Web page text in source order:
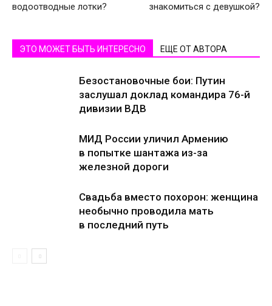
водоотводные лотки?
знакомиться с девушкой?
ЭТО МОЖЕТ БЫТЬ ИНТЕРЕСНО ЕЩЕ ОТ АВТОРА
Безостановочные бои: Путин
заслушал доклад командира 76-й
дивизии ВДВ
МИД России уличил Армению
в попытке шантажа из-за
железной дороги
Свадьба вместо похорон: женщина
необычно проводила мать
в последний путь